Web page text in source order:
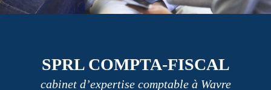
SPRL COMPTA-FISCAL
cabinet d’expertise comptable à Wavre